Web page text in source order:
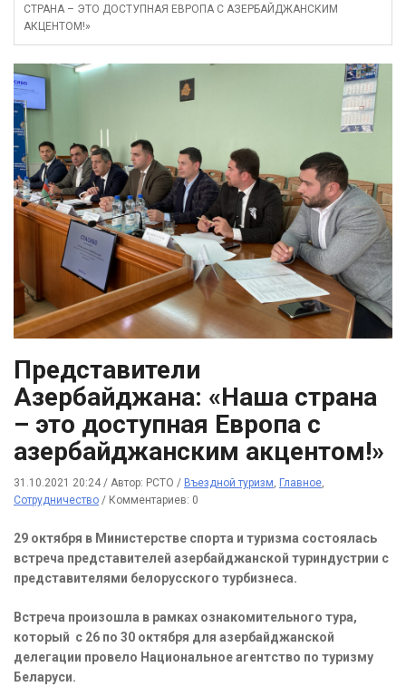
СТРАНА – ЭТО ДОСТУПНАЯ ЕВРОПА С АЗЕРБАЙДЖАНСКИМ
АКЦЕНТОМ!»
Представители
Азербайджана: «Наша страна
– это доступная Европа с
азербайджанским акцентом!»
31.10.2021 20:24 / Автор: РСТО / Въездной туризм, Главное,
Сотрудничество / Комментариев: 0
29 октября в Министерстве спорта и туризма состоялась
встреча представителей азербайджанской туриндустрии с
представителями белорусского турбизнеса.
Встреча произошла в рамках ознакомительного тура,
который с 26 по 30 октября для азербайджанской
делегации провело Национальное агентство по туризму
Беларуси.